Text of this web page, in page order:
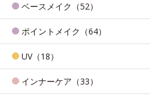
ベースメイク（52）
ポイントメイク（64）
UV（18）
インナーケア（33）